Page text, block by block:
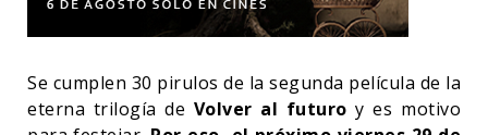
Se cumplen 30 pirulos de la segunda película de la
eterna trilogía de Volver al futuro y es motivo